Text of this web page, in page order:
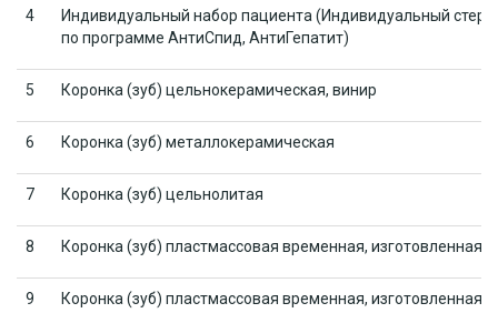
4
Индивидуальный набор пациента (Индивидуальный
по программе АнтиСпид, АнтиГепатит)
5 Коронка (зуб) цельнокерамическая, винир
6 Коронка (зуб) металлокерамическая
7 Коронка (зуб) цельнолитая
8 Коронка (зуб) пластмассовая временная, изготовленная в
9 Коронка (зуб) пластмассовая временная, изготовленная